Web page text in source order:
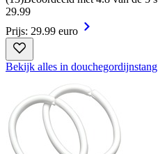
29.99
Prijs: 29.99 euro
Bekijk alles in douchegordijnstang